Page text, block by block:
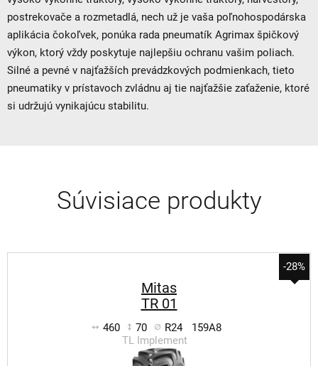
postrekovače a rozmetadlá, nech už je vaša poľnohospodárska
aplikácia čokoľvek, ponúka rada pneumatík Agrimax špičkový
výkon, ktorý vždy poskytuje najlepšiu ochranu vašim poliach.
Silné a pevné v najťažších prevádzkových podmienkach, tieto
pneumatiky v prístavoch zvládnu aj tie najťažšie zaťaženie, ktoré
si udržujú vynikajúcu stabilitu.
Súvisiace produkty
-28%
Mitas
TR 01
460 70 R24
159A8
TL Implement